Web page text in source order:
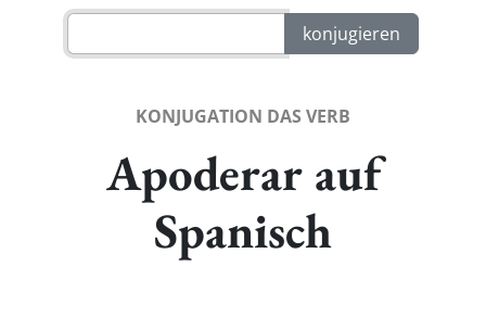
KONJUGATION DAS VERB
Apoderar auf
Spanisch